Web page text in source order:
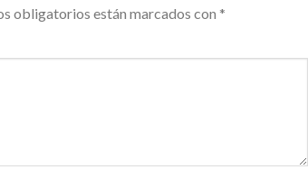
obligatorios están marcados con *